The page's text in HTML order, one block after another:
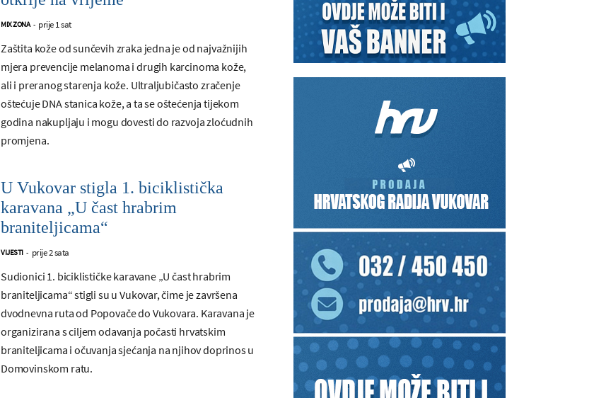
MIX ZONA - prije 1 sat
Zaštita kože od sunčevih zraka jedna je od najvažnijih
mjera prevencije melanoma i drugih karcinoma kože,
ali i preranog starenja kože. Ultraljubičasto zračenje
oštećuje DNA stanica kože, a ta se oštećenja tijekom
godina nakupljaju i mogu dovesti do razvoja zloćudnih
promjena.
U Vukovar stigla 1. biciklistička
karavana „U čast hrabrim
braniteljicama“
VIJESTI - prije 2 sata
Sudionici 1. biciklističke karavane „U čast hrabrim
braniteljicama“ stigli su u Vukovar, čime je završena
dvodnevna ruta od Popovače do Vukovara. Karavana je
organizirana s ciljem odavanja počasti hrvatskim
braniteljicama i očuvanja sjećanja na njihov doprinos u
Domovinskom ratu.